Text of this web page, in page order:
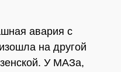
авария с
на другой
У МАЗа,